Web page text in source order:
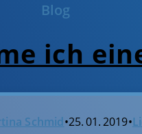
Blog
ich
Schmid•25. 01. 2019•